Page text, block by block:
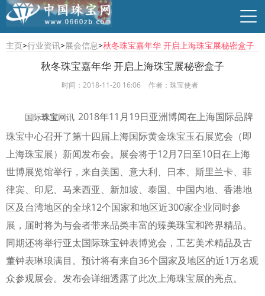
行业资讯 珠宝资讯 商贸供求 时尚品牌
主页>行业资讯>展会信息>秋冬珠宝嘉年华 开启上海珠宝展秘密盒子
秋冬珠宝嘉年华 开启上海珠宝展秘密盒子
时间：2018-11-20 16:06 作者：珠宝使者
国际珠宝网讯 2018年11月19日亚洲博闻在上海国际品牌
珠宝中心召开了第十四届上海国际黄金珠宝玉石展览会（即
上海珠宝展）新闻发布会。展会将于12月7日至10日在上海
世博展览馆举行，来自美国、意大利、日本、斯里兰卡、菲
律宾、印尼、马来西亚、新加坡、泰国、中国内地、香港地
区及台湾地区的全球12个国家和地区近300家企业同时参
展，届时将为与会者带来品类丰富的臻美珠宝和跨界精品。
同期还将举行亚太国际珠宝钟表博览会，工艺美术精品及古
董钟表琳琅满目。预计将有来自36个国家及地区的近1万名观
众参观展会。发布会详细透露了此次上海珠宝展的亮点。